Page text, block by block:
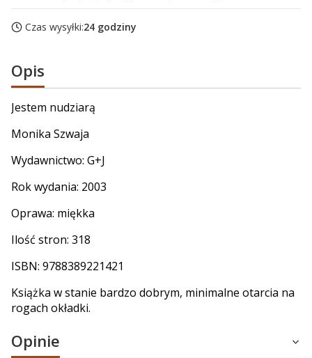
Czas wysyłki:24 godziny
Opis
Jestem nudziarą
Monika Szwaja
Wydawnictwo: G+J
Rok wydania: 2003
Oprawa: miękka
Ilość stron: 318
ISBN: 9788389221421
Książka w stanie bardzo dobrym, minimalne otarcia na
rogach okładki.
Opinie